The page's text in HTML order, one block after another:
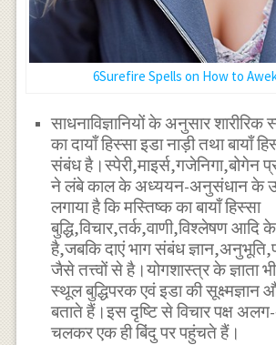
6Surefire Spells on How to
साधनाविज्ञानियों के अनुसार शारीरिक
का दायाँ हिस्सा इडा नाड़ी तथा बायाँ
संबंध है।स्पेरी,माइर्स,गजेनिगा,बोगेन
ने लंबे काल के अध्ययन-अनुसंधान के
लगाया है कि मस्तिष्क का बायाँ हिस्सा
बुद्धि,विचार,तर्क,वाणी,विश्लेषण आदि
है,जबकि दाएं भाग संबंध
जैसे तत्त्वों से है।योगशास्त्र के ज्ञाता
स्थूल बुद्धिपरक एवं इडा की
बताते हैं।इस दृष्टि से विचार पक्ष
चलकर एक ही बिंदु पर पहुंचते हैं।